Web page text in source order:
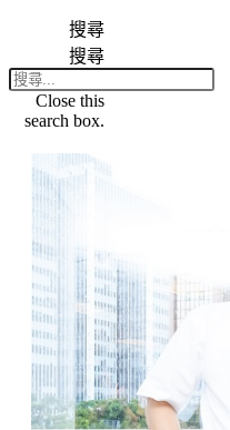
搜尋
搜尋
Close this
search box.